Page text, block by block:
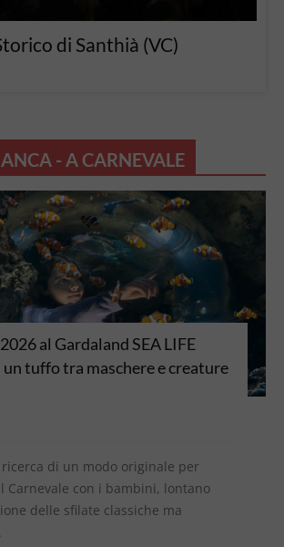
di Santhià (VC)
- A CARNEVALE
al Gardaland SEA LIFE
tuffo tra maschere e creature
ricerca di un modo originale per
Carnevale con i bambini, lontano
delle sfilate classiche ma